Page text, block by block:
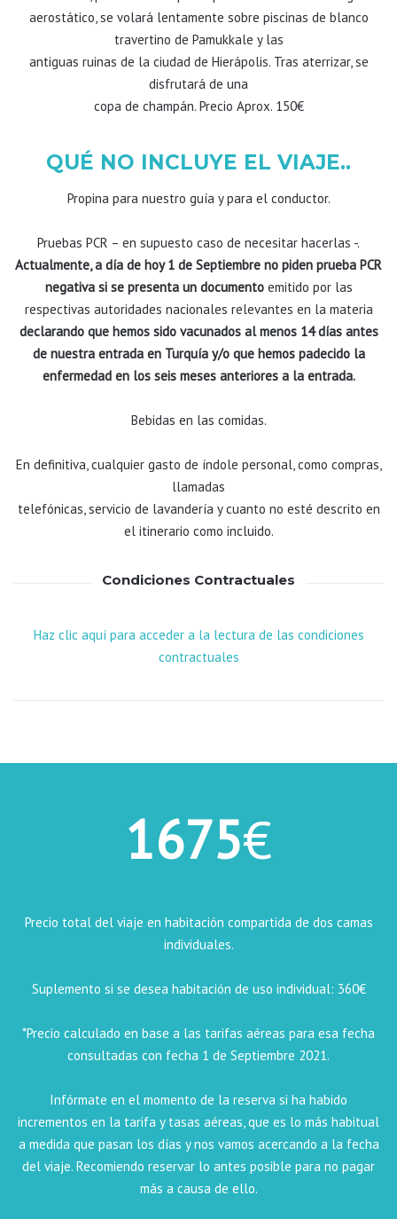
aerostático, se volará lentamente sobre piscinas de blanco
travertino de Pamukkale y las
antiguas ruinas de la ciudad de Hierápolis. Tras aterrizar, se
disfrutará de una
copa de champán. Precio Aprox. 150€
QUÉ NO INCLUYE EL VIAJE..
Propina para nuestro guía y para el conductor.
Pruebas PCR – en supuesto caso de necesitar hacerlas -.
Actualmente, a día de hoy 1 de Septiembre no piden prueba PCR
negativa si se presenta un documentoemitido por las
respectivas autoridades nacionales relevantes en la materia
declarando que hemos sido vacunados al menos 14 días antes
de nuestra entrada en Turquía y/o que hemos padecido la
enfermedad en los seis meses anteriores a la entrada.
Bebidas en las comidas.
En definitiva, cualquier gasto de índole personal, como compras,
llamadas
telefónicas, servicio de lavandería y cuanto no esté descrito en
el itinerario como incluido.
Condiciones Contractuales
Haz clic aquí para acceder a la lectura de las condiciones
contractuales
1675€
Precio total del viaje en habitación compartida de dos camas
individuales.
Suplemento si se desea habitación de uso individual: 360€
*Precio calculado en base a las tarifas aéreas para esa fecha
consultadas con fecha 1 de Septiembre 2021.
Infórmate en el momento de la reserva si ha habido
incrementos en la tarifa y tasas aéreas, que es lo más habitual
a medida que pasan los días y nos vamos acercando a la fecha
del viaje. Recomiendo reservar lo antes posible para no pagar
más a causa de ello.